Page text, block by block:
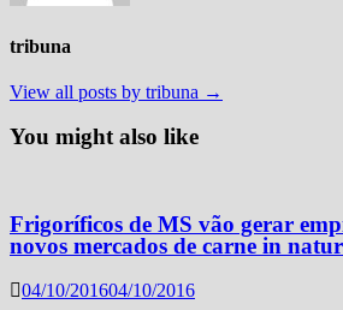
tribuna
View all posts by tribuna →
You might also like
Frigoríficos de MS vão gerar
novos mercados de carne in
04/10/201604/10/2016